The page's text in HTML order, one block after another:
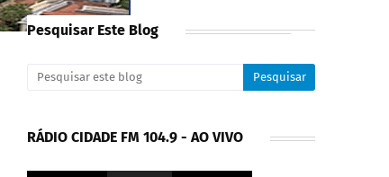
Pesquisar Este Blog
RÁDIO CIDADE FM 104.9 - AO VIVO